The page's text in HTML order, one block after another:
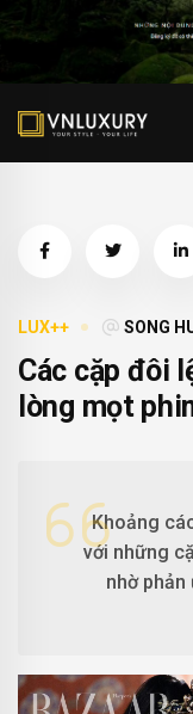
LUX++ SONG
Các cặp đôi
lòng mọt
Khoảng
với những
nhờ